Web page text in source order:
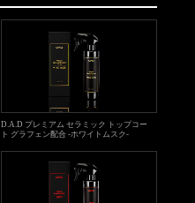
D.A.D プレミアム セラミック トップコー
ト グラフェン配合 -ホワイトムスク-